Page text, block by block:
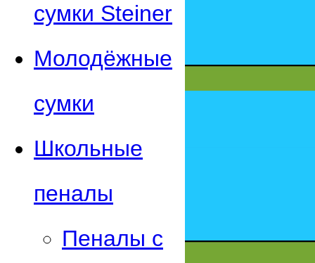
сумки Steiner
Молодёжные
сумки
Школьные
пеналы
Пеналы с